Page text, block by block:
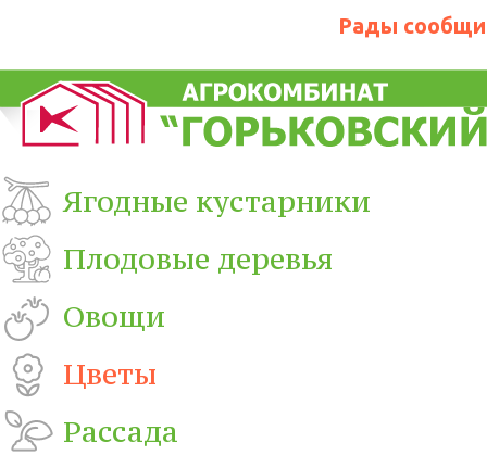
Рады
Ягодные кустарники
Плодовые деревья
Овощи
Цветы
Рассада